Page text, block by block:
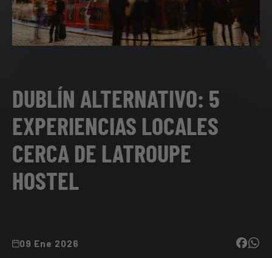
DUBLÍN ALTERNATIVO: 5
EXPERIENCIAS LOCALES
CERCA DE LATROUPE
HOSTEL
09 Ene 2026